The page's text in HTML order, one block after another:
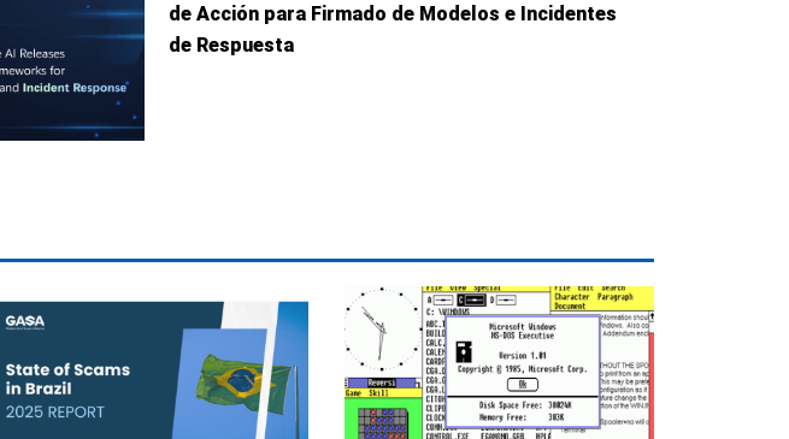
de Acción para Firmado de Modelos e Incidentes
de Respuesta